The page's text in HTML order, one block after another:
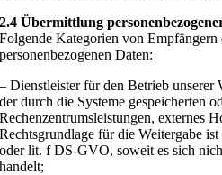
2.4 Übermittlung
Folgende Kategorien von
personenbezogenen Daten:
– Dienstleister für den Betrieb unserer
der durch die Systeme gespeicherten
Rechenzentrumsleistungen, externes
Rechtsgrundlage für die Weitergabe
oder lit. f DS-GVO, soweit es sich
handelt;